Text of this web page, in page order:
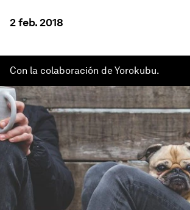
2 feb. 2018
Con la colaboración de Yorokubu.